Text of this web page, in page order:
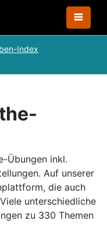
Index
Übungen inkl.
Auf unserer
die auch
Viele unterschiedliche
zu 330 Themen